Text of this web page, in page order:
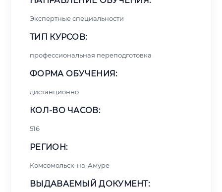
Экспертные специальности
ТИП КУРСОВ:
профессиональная переподготовка
ФОРМА ОБУЧЕНИЯ:
дистанционно
КОЛ-ВО ЧАСОВ:
516
РЕГИОН:
Комсомольск-на-Амуре
ВЫДАВАЕМЫЙ ДОКУМЕНТ: